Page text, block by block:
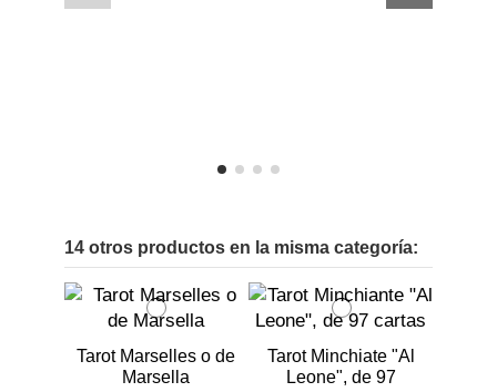
14 otros productos en la misma categoría:
Tarot Marselles o de
Marsella
Tarot Minchiate "Al
Leone", de 97